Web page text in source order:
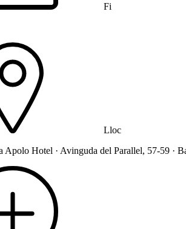
Fi
Lloc
Apolo Hotel · Avinguda del Parallel, 57-59 ·